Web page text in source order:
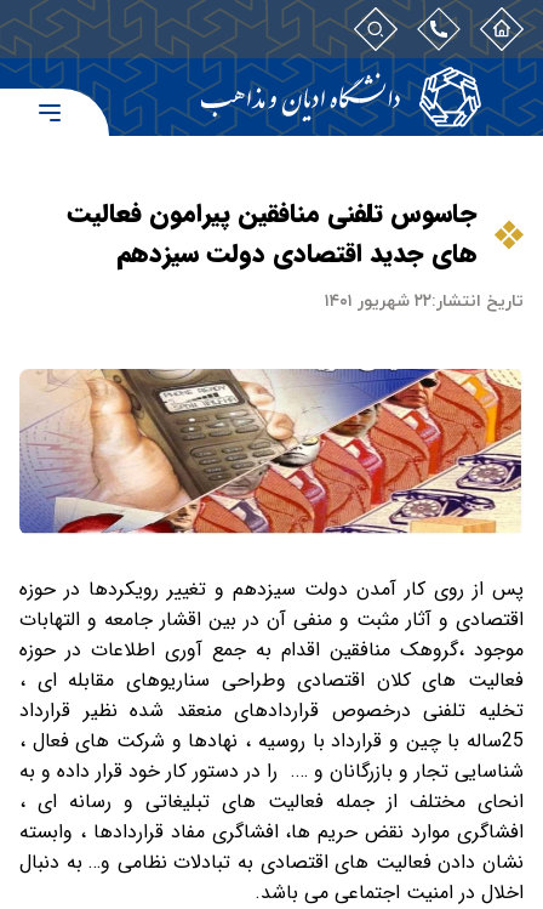
جاسوس تلفنی منافقین پیرامون فعالیت
های جدید اقتصادی دولت سیزدهم
تاریخ انتشار:۲۲ شهریور ۱۴۰۱
پس از روی کار آمدن دولت سیزدهم و تغییر رویکردها در حوزه
اقتصادی و آثار مثبت و منفی آن در بین اقشار جامعه و التهابات
موجود ،گروهک منافقین اقدام به جمع آوری اطلاعات در حوزه
فعالیت های کلان اقتصادی وطراحی سناریوهای مقابله ای ،
تخلیه تلفنی درخصوص قراردادهای منعقد شده نظیر قرارداد
25ساله با چین و قرارداد با روسیه ، نهادها و شرکت های فعال ،
شناسایی تجار و بازرگانان و …. را در دستور کار خود قرار داده و به
انحای مختلف از جمله فعالیت های تبلیغاتی و رسانه ای ،
افشاگری موارد نقض حریم ها، افشاگری مفاد قراردادها ، وابسته
نشان دادن فعالیت های اقتصادی به تبادلات نظامی و… به دنبال
اخلال در امنیت اجتماعی می باشد.